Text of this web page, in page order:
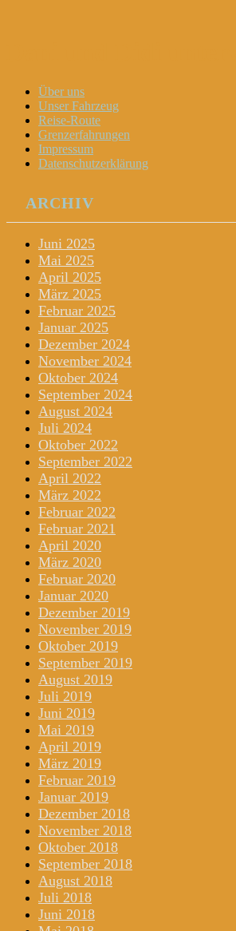
Menu
Widgets
Search
Skip
content
Über uns
Unser Fahrzeug
Reise-Route
Grenzerfahrungen
Impressum
Datenschutzerklärung
ARCHIV
Juni 2025
Mai 2025
April 2025
März 2025
Februar 2025
Januar 2025
Dezember 2024
November 2024
Oktober 2024
September 2024
August 2024
Juli 2024
Oktober 2022
September 2022
April 2022
März 2022
Februar 2022
Februar 2021
April 2020
März 2020
Februar 2020
Januar 2020
Dezember 2019
November 2019
Oktober 2019
September 2019
August 2019
Juli 2019
Juni 2019
Mai 2019
April 2019
März 2019
Februar 2019
Januar 2019
Dezember 2018
November 2018
Oktober 2018
September 2018
August 2018
Juli 2018
Juni 2018